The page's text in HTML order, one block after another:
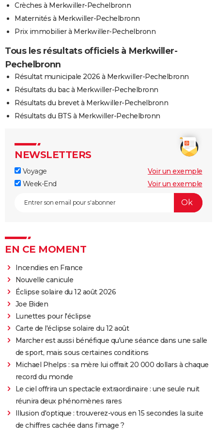
Crèches à Merkwiller-Pechelbronn
Maternités à Merkwiller-Pechelbronn
Prix immobilier à Merkwiller-Pechelbronn
Tous les résultats officiels à Merkwiller-
Pechelbronn
Résultat municipale 2026 à Merkwiller-Pechelbronn
Résultats du bac à Merkwiller-Pechelbronn
Résultats du brevet à Merkwiller-Pechelbronn
Résultats du BTS à Merkwiller-Pechelbronn
NEWSLETTERS
Voyage
Voir un exemple
Week-End
Voir un exemple
EN CE MOMENT
Incendies en France
Nouvelle canicule
Éclipse solaire du 12 août 2026
Joe Biden
Lunettes pour l'éclipse
Carte de l'éclipse solaire du 12 août
Marcher est aussi bénéfique qu'une séance dans une salle
de sport, mais sous certaines conditions
Michael Phelps : sa mère lui offrait 20 000 dollars à chaque
record du monde
Le ciel offrira un spectacle extraordinaire : une seule nuit
réunira deux phénomènes rares
Illusion d'optique : trouverez-vous en 15 secondes la suite
de chiffres cachée dans l'image ?